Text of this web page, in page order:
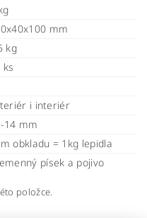
mm
kg
ks
i interiér
14 mm
obkladu = 1kg lepidla
písek a pojivo
položce.